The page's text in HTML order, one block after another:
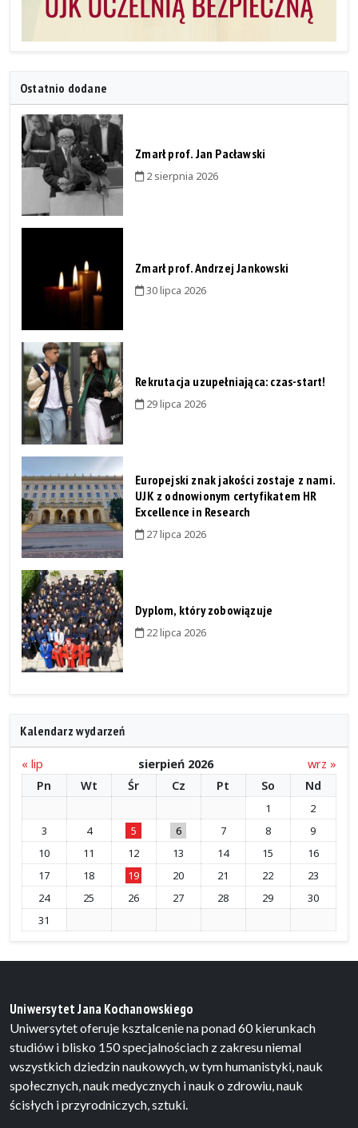
Ostatnio dodane
Zmarł prof. Jan Pacławski
2 sierpnia 2026
Zmarł prof. Andrzej Jankowski
30 lipca 2026
Rekrutacja uzupełniająca: czas-start!
29 lipca 2026
Europejski znak jakości zostaje z nami.
UJK z odnowionym certyfikatem HR
Excellence in Research
27 lipca 2026
Dyplom, który zobowiązuje
22 lipca 2026
Kalendarz wydarzeń
« lip sierpień 2026
wrz »
Pn
Wt Śr Cz Pt So Nd
1
2
3
4 5 6 7 8
9
10
11 12 13 14 15
16
17
18 19 20 21 22
23
24
25 26 27 28 29
30
31
Uniwersytet Jana Kochanowskiego
Uniwersytet oferuje ksztalcenie na ponad 60 kierunkach
studiów i blisko 150 specjalnościach z zakresu niemal
wszystkich dziedzin naukowych, w tym humanistyki, nauk
społecznych, nauk medycznych i nauk o zdrowiu, nauk
ścisłych i przyrodniczych, sztuki.